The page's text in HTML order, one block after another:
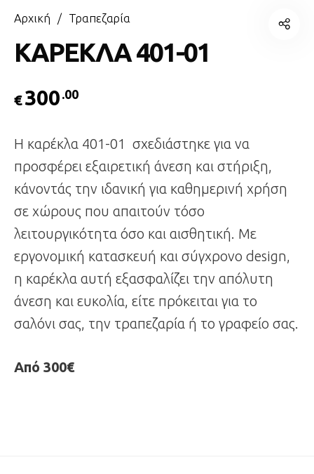
Αρχική / Τραπεζαρία
ΚΑΡΕΚΛΑ 401-01
€300 .00
Η καρέκλα 401-01 σχεδιάστηκε για να
προσφέρει εξαιρετική άνεση και στήριξη,
κάνοντάς την ιδανική για καθημερινή χρήση
σε χώρους που απαιτούν τόσο
λειτουργικότητα όσο και αισθητική. Με
εργονομική κατασκευή και σύγχρονο design,
η καρέκλα αυτή εξασφαλίζει την απόλυτη
άνεση και ευκολία, είτε πρόκειται για το
σαλόνι σας, την τραπεζαρία ή το γραφείο σας.
Από 300€